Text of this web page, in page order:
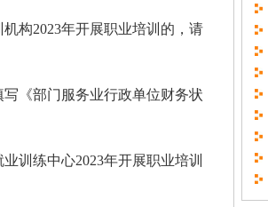
构2023年开展职业培训的，请
《部门服务业行政单位财务状
练中心2023年开展职业培训